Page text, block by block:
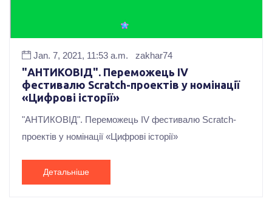
Jan. 7, 2021, 11:53 a.m. zakhar74
"АНТИКОВІД". Переможець ІV
фестивалю Scrаtch-проектів у номінації
«Цифрові історії»
"АНТИКОВІД". Переможець ІV фестивалю Scrаtch-
проектів у номінації «Цифрові історії»
Детальніше